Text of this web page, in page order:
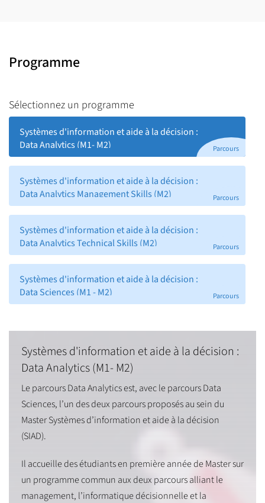
Programme
Sélectionnez un programme
Systèmes d'information et aide à la décision :
Data Analytics (M1- M2)
Parcours
Systèmes d'information et aide à la décision :
Data Analytics Management Skills (M2)
Parcours
Systèmes d'information et aide à la décision :
Data Analytics Technical Skills (M2)
Parcours
Systèmes d'information et aide à la décision :
Data Sciences (M1 - M2)
Parcours
Systèmes d'information et aide à la décision :
Data Analytics (M1- M2)
Le parcours Data Analytics est, avec le parcours Data
Sciences, l’un des deux parcours proposés au sein du
Master Systèmes d’information et aide à la décision
(SIAD).
Il accueille des étudiants en première année de Master sur
un programme commun aux deux parcours alliant le
management, l’informatique décisionnelle et la